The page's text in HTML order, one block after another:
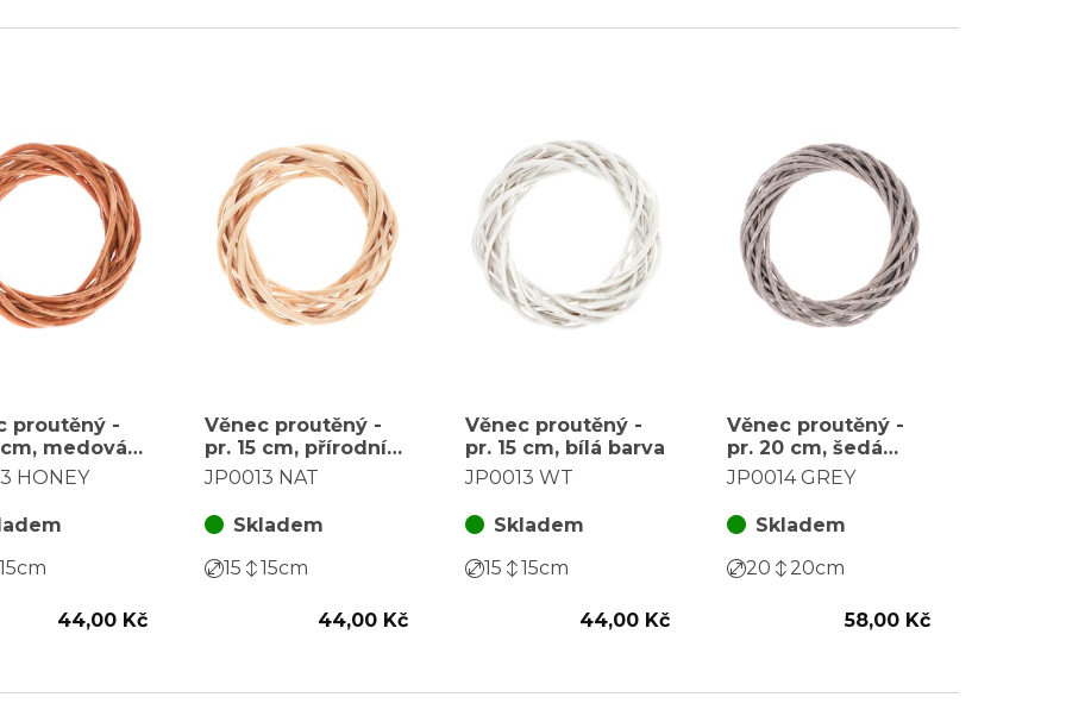
proutěný -
cm, medová
HONEY
15cm
44,00 Kč
Věnec proutěný -
pr. 15 cm, přírodní
barva
JP0013 NAT
Skladem
15
15cm
44,00 Kč
Věnec proutěný -
pr. 15 cm, bílá barva
JP0013 WT
Skladem
15
15cm
44,00 Kč
Věnec proutěný -
pr. 20 cm, šedá
barva
JP0014 GREY
Skladem
20
20cm
58,00 Kč